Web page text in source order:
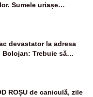
Sumele uriașe
român
devastator la adresa
Trebuie să
dar nu șținem omaneii
ROȘU de caniculă, zile